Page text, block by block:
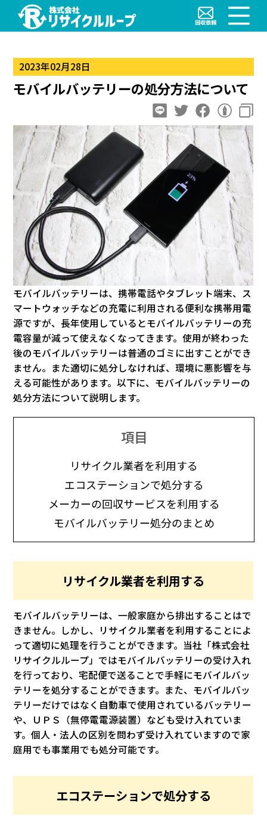
2023年02月28日
モバイルバッテリーの処分方法について
モバイルバッテリーは、携帯電話やタブレット端末、ス
マートウォッチなどの充電に利用される便利な携帯用電
源ですが、長年使用しているとモバイルバッテリーの充
電容量が減って使えなくなってきます。使用が終わった
後のモバイルバッテリーは普通のゴミに出すことができ
ません。また適切に処分しなければ、環境に悪影響を与
える可能性があります。以下に、モバイルバッテリーの
処分方法について説明します。
項目
リサイクル業者を利用する
エコステーションで処分する
メーカーの回収サービスを利用する
モバイルバッテリー処分のまとめ
リサイクル業者を利用する
モバイルバッテリーは、一般家庭から排出することはで
きません。しかし、リサイクル業者を利用することによ
って適切に処理を行うことができます。当社「株式会社
リサイクルループ」ではモバイルバッテリーの受け入れ
を行っており、宅配便で送ることで手軽にモバイルバッ
テリーを処分することができます。また、モバイルバッ
テリーだけではなく自動車で使用されているバッテリー
や、ＵＰＳ（無停電電源装置）なども受け入れていま
す。個人・法人の区別を問わず受け入れていますので家
庭用でも事業用でも処分可能です。
エコステーションで処分する